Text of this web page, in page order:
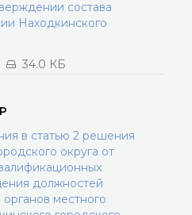
состава
Находкинского
34.0 КБ
в статью 2 решения
округа от
должностей
местного